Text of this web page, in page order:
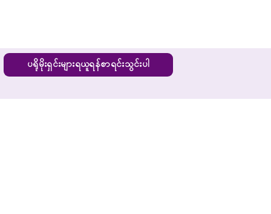
ပရိုမိုးရှင်းများရယူရန်စာရင်းသွင်းပါ